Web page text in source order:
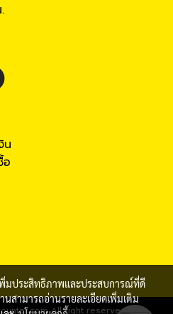
น
อ
All right reserved.
พิ่มประสิทธิภาพและประสบการณ์ที่ดี
นสามารถอ่านรายละเอียดเพิ่มเติม